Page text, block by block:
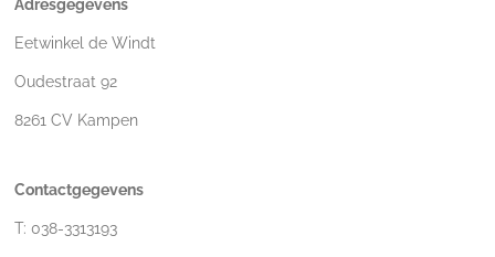
Adresgegevens
Eetwinkel de Windt
Oudestraat 92
8261 CV Kampen
Contactgegevens
T: 038-3313193